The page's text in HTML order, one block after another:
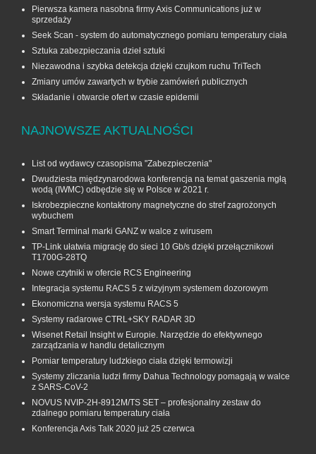
Pierwsza kamera nasobna firmy Axis Communications już w
sprzedaży
Seek Scan - system do automatycznego pomiaru temperatury ciała
Sztuka zabezpieczania dzieł sztuki
Niezawodna i szybka detekcja dzięki czujkom ruchu TriTech
Zmiany umów zawartych w trybie zamówień publicznych
Składanie i otwarcie ofert w czasie epidemii
NAJNOWSZE AKTUALNOŚCI
List od wydawcy czasopisma "Zabezpieczenia"
Dwudziesta międzynarodowa konferencja na temat gaszenia mgłą
wodą (IWMC) odbędzie się w Polsce w 2021 r.
Iskrobezpieczne kontaktrony magnetyczne do stref zagrożonych
wybuchem
Smart Terminal marki GANZ w walce z wirusem
TP-Link ułatwia migrację do sieci 10 Gb/s dzięki przełącznikowi
T1700G‑28TQ
Nowe czytniki w ofercie RCS Engineering
Integracja systemu RACS 5 z wizyjnym systemem dozorowym
Ekonomiczna wersja systemu RACS 5
Systemy radarowe CTRL+SKY RADAR 3D
Wisenet Retail Insight w Europie. Narzędzie do efektywnego
zarządzania w handlu detalicznym
Pomiar temperatury ludzkiego ciała dzięki termowizji
Systemy zliczania ludzi firmy Dahua Technology pomagają w walce
z SARS-CoV-2
NOVUS NVIP-2H-8912M/TS SET – profesjonalny zestaw do
zdalnego pomiaru temperatury ciała
Konferencja Axis Talk 2020 już 25 czerwca